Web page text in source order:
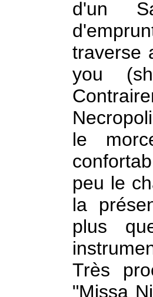
d'un
traverse
you
le
peu le
la
plus
Très
"Missa